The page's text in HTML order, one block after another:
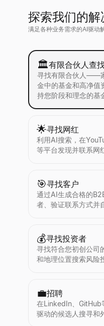
探索我们的解
满足各种业务需求的AI驱动
🏛有限合伙人查
寻找有限合伙人——
金中的基金和高净
持您阶段和理念的基
🌟寻找网红
利用AI搜索，在
等平台发现并联系网
🎯寻找客户
通过AI生成合格的
者、验证联系方式并
💰寻找投资者
寻找符合您初创公
和地理位置搜索风险
💼招聘
在LinkedIn、
驱动的候选人搜寻和